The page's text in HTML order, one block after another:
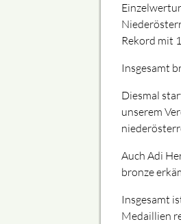
Rekord mit
Insgesamt
Diesmal
unserem
Auch Adi
bronze
Insgesamt
Medaillien